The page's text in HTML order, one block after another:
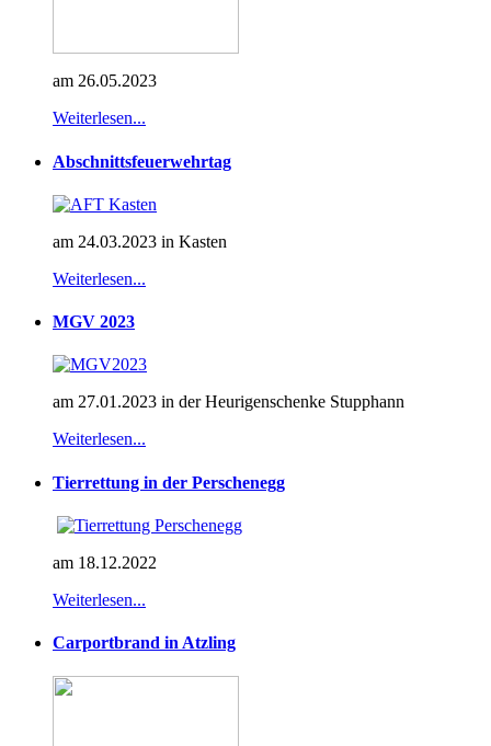
am 26.05.2023
Weiterlesen...
Abschnittsfeuerwehrtag
am 24.03.2023 in Kasten
Weiterlesen...
MGV 2023
am 27.01.2023 in der Heurigenschenke Stupphann
Weiterlesen...
Tierrettung in der Perschenegg
am 18.12.2022
Weiterlesen...
Carportbrand in Atzling